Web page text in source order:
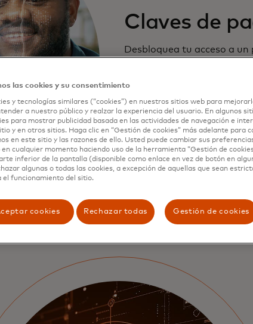
Claves de
Desbloquea tu acceso a un
Conoce más
las cookies y su consentimiento
y tecnologías similares (“cookies”) en nuestros sitios web para
a nuestro público y realzar la experiencia del usuario. En algunos
para mostrar publicidad basada en las actividades de navegación e
y en otros sitios. Haga clic en “Gestión de cookies” más adelante para
en este sitio y las razones de ello. Usted puede cambiar sus
cualquier momento haciendo uso de la herramienta “Gestión de
inferior de la pantalla (disponible como enlace en vez de botón en
algunas o todas las cookies, a excepción de aquellas que sean
el funcionamiento del sitio.
cookies Rechazar todas Gestión de cookies